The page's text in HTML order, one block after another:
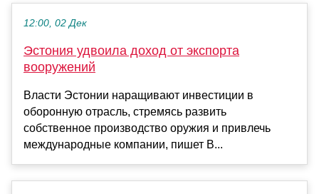
12:00, 02 Дек
Эстония удвоила доход от экспорта
вооружений
Власти Эстонии наращивают инвестиции в
оборонную отрасль, стремясь развить
собственное производство оружия и привлечь
международные компании, пишет B...